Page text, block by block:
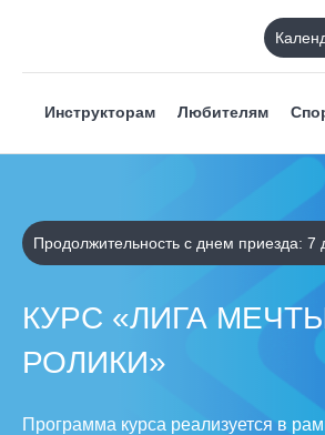
Инструкторам Любителям
Продолжительность с днем приезда: 7
КУРС «ЛИГА
РОЛИКИ»
Программа курса реализуется в